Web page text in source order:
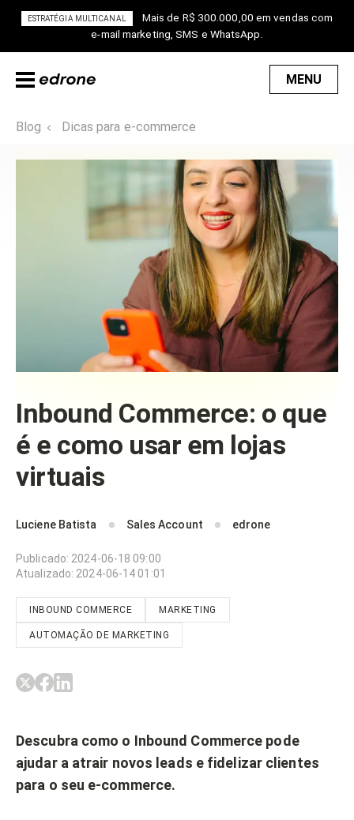
ESTRATÉGIA MULTICANAL
Mais de R$ 300.000,00 em vendas com
e-mail marketing, SMS e WhatsApp.
MENU
Blog Dicas para e-commerce
Inbound Commerce: o que
é e como usar em lojas
virtuais
Luciene Batista Sales Account edrone
Publicado: 2024-06-18 09:00
Atualizado: 2024-06-14 01:01
INBOUND COMMERCE MARKETING
AUTOMAÇÃO DE MARKETING
Descubra como o Inbound Commerce pode
ajudar a atrair novos leads e fidelizar clientes
para o seu e-commerce.